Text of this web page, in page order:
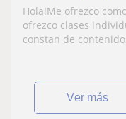
Hola!Me ofrezco
ofrezco clases
constan de
ver más